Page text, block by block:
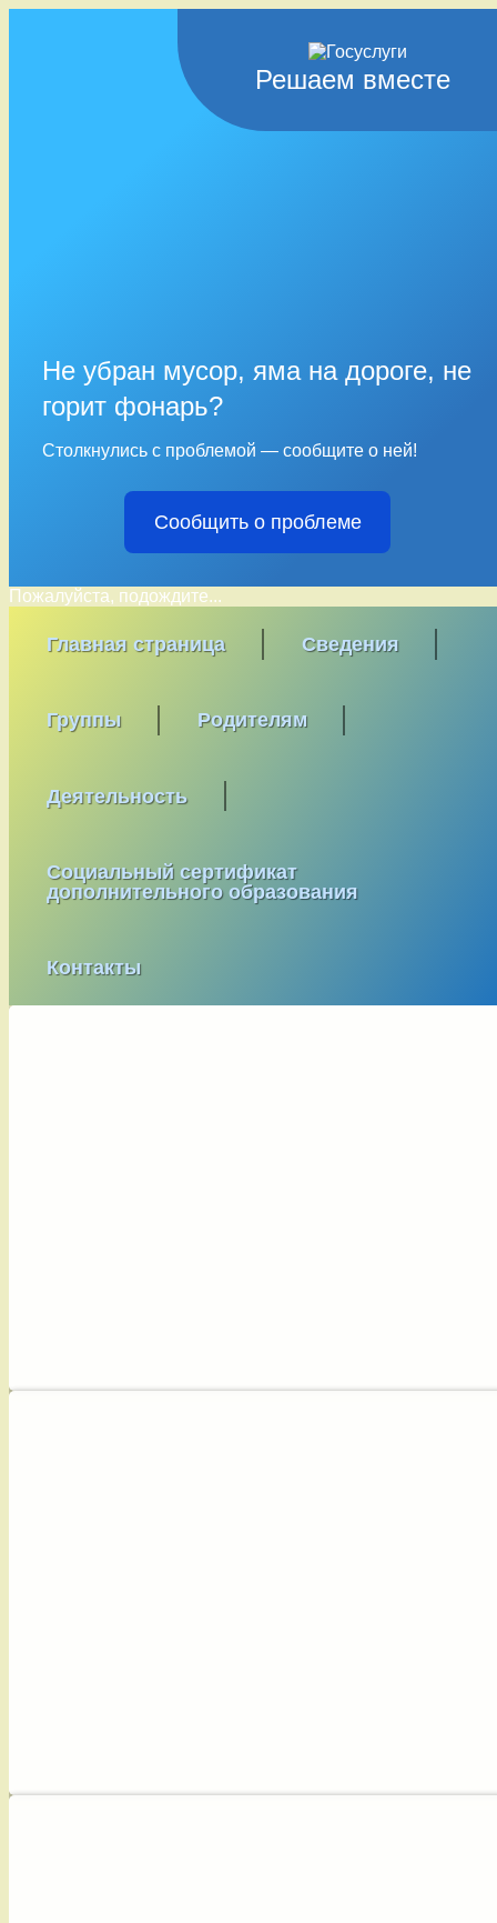
Решаем вместе
Не убран мусор, яма на дороге, не
горит фонарь?
Столкнулись с проблемой — сообщите о ней!
Сообщить о проблеме
Пожалуйста, подождите...
содержимому
МБДОУ "Детский Сад № 215"
E-mail
Главная страница Сведения
Группы Родителям
Деятельность
Социальный сертификат
дополнительного образования
Контакты